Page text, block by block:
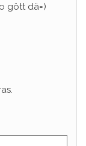
gött dä=)